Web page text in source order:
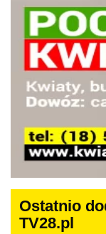
Ostatnio
TV28.pl